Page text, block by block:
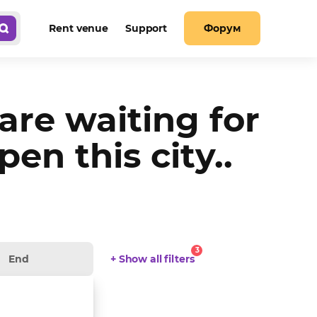
Rent venue Support Форум
waiting for
this city..
+ Show all filters
3